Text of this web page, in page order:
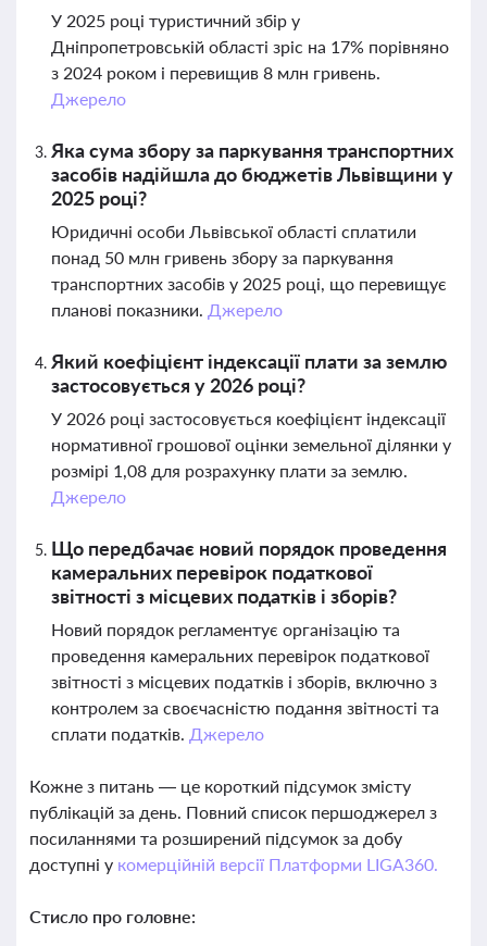
У 2025 році туристичний збір у
Дніпропетровській області зріс на 17% порівняно
з 2024 роком і перевищив 8 млн гривень.
Джерело
Яка сума збору за паркування транспортних
засобів надійшла до бюджетів Львівщини у
2025 році?
Юридичні особи Львівської області сплатили
понад 50 млн гривень збору за паркування
транспортних засобів у 2025 році, що перевищує
планові показники. Джерело
Який коефіцієнт індексації плати за землю
застосовується у 2026 році?
У 2026 році застосовується коефіцієнт індексації
нормативної грошової оцінки земельної ділянки у
розмірі 1,08 для розрахунку плати за землю.
Джерело
Що передбачає новий порядок проведення
камеральних перевірок податкової
звітності з місцевих податків і зборів?
Новий порядок регламентує організацію та
проведення камеральних перевірок податкової
звітності з місцевих податків і зборів, включно з
контролем за своєчасністю подання звітності та
сплати податків. Джерело
Кожне з питань — це короткий підсумок змісту
публікацій за день. Повний список першоджерел з
посиланнями та розширений підсумок за добу
доступні у комерційній версії Платформи LIGA360.
Стисло про головне: